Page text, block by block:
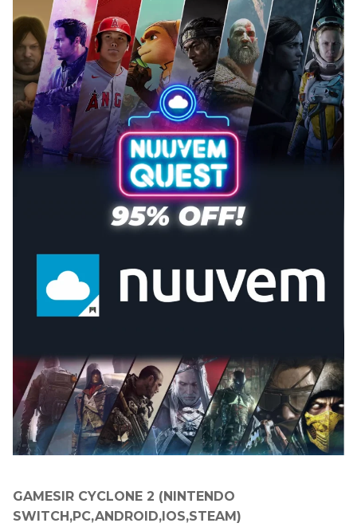
GAMESIR CYCLONE 2 (NINTENDO
SWITCH,PC,ANDROID,IOS,STEAM)